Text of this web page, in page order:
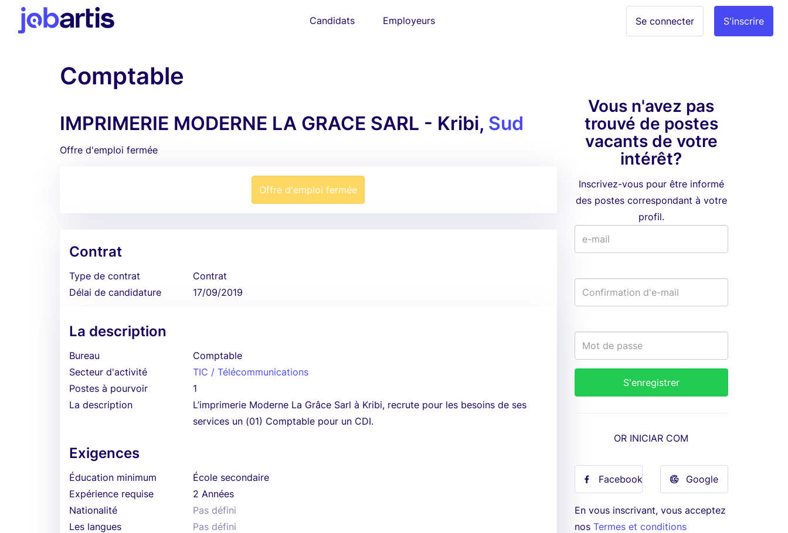
Candidats Employeurs S'inscrire
Se connecter
Comptable
IMPRIMERIE MODERNE LA GRACE SARL - Kribi, Sud
Offre d'emploi fermée
Offre d'emploi fermée
Contrat
Type de contrat
Contrat
Délai de candidature
17/09/2019
La description
Bureau
Comptable
Secteur d'activité
TIC / Télécommunications
Postes à pourvoir
1
La description
L’imprimerie Moderne La Grâce Sarl à Kribi, recrute pour les besoins de ses
services un (01) Comptable pour un CDI.
Exigences
Éducation minimum
École secondaire
Expérience requise
2 Années
Nationalité
Pas défini
Les langues
Pas défini
Vous n'avez pas
trouvé de postes
vacants de votre
intérêt?
Inscrivez-vous pour être informé
des postes correspondant à votre
profil.
OR INICIAR COM
Facebook Google
En vous inscrivant, vous acceptez
nos Termes et conditions